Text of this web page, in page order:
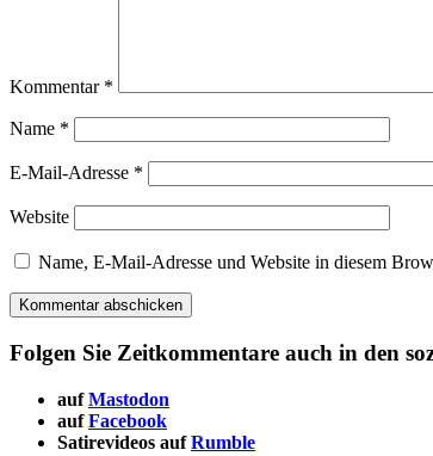
Kommentar *
Name *
E-Mail-Adresse *
Website
Name, E-Mail-Adresse und Website in diesem
Folgen Sie Zeitkommentare auch in den
aufMastodon
auf Facebook
Satirevideos aufRumble